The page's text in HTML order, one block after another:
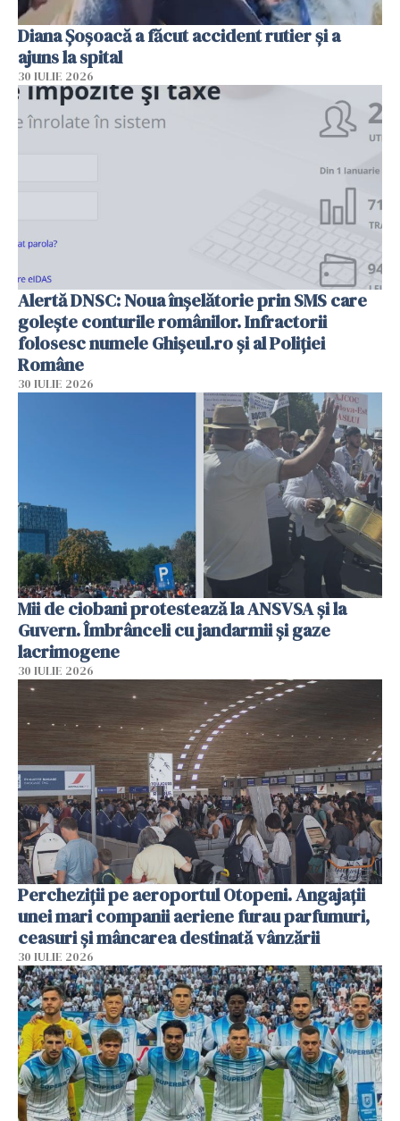
Diana Șoșoacă a făcut accident rutier și a
ajuns la spital
30 IULIE 2026
Alertă DNSC: Noua înșelătorie prin SMS care
golește conturile românilor. Infractorii
folosesc numele Ghișeul.ro și al Poliției
Române
30 IULIE 2026
Mii de ciobani protestează la ANSVSA și la
Guvern. Îmbrânceli cu jandarmii și gaze
lacrimogene
30 IULIE 2026
Percheziții pe aeroportul Otopeni. Angajații
unei mari companii aeriene furau parfumuri,
ceasuri și mâncarea destinată vânzării
30 IULIE 2026